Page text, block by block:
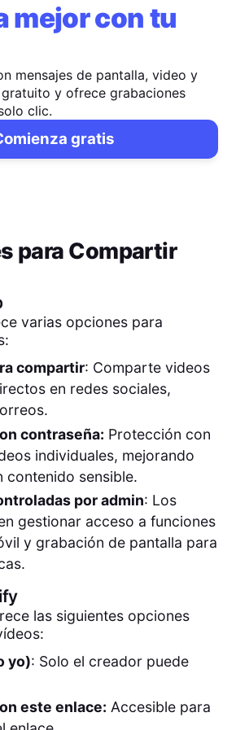
mejor con tu
mensajes de pantalla, video y
y ofrece grabaciones
clic.
gratis
para Compartir
varias opciones para
compartir: Comparte videos
en redes sociales,
contraseña: Protección con
individuales, mejorando
contenido sensible.
por admin: Los
gestionar acceso a funciones
y grabación de pantalla para
las siguientes opciones
yo): Solo el creador puede
este enlace: Accesible para